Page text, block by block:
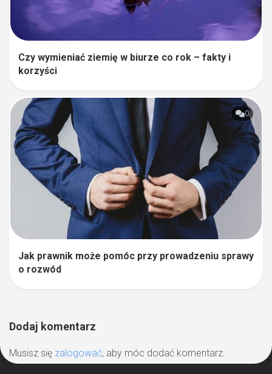
Czy wymieniać ziemię w biurze co rok – fakty i
korzyści
0
Jak prawnik może pomóc przy prowadzeniu sprawy
o rozwód
Dodaj komentarz
Musisz się zalogować, aby móc dodać komentarz.